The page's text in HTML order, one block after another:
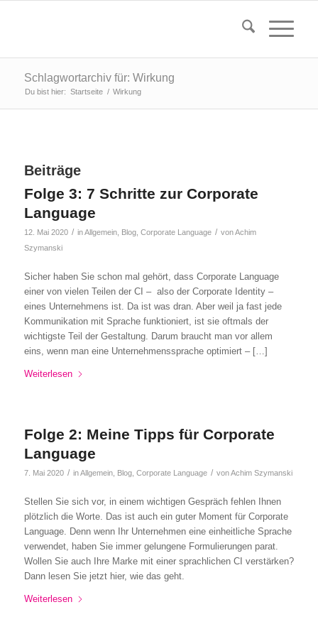
Schlagwortarchiv für: Wirkung
Du bist hier: Startseite / Wirkung
Beiträge
Folge 3: 7 Schritte zur Corporate
Language
12. Mai 2020 / inAllgemein, Blog, Corporate Language / vonAchim
Szymanski
Sicher haben Sie schon mal gehört, dass Corporate Language
einer von vielen Teilen der CI – also der Corporate Identity –
eines Unternehmens ist. Da ist was dran. Aber weil ja fast jede
Kommunikation mit Sprache funktioniert, ist sie oftmals der
wichtigste Teil der Gestaltung. Darum braucht man vor allem
eins, wenn man eine Unternehmenssprache optimiert – […]
Weiterlesen
Folge 2: Meine Tipps für Corporate
Language
7. Mai 2020 / inAllgemein, Blog, Corporate Language / vonAchim Szymanski
Stellen Sie sich vor, in einem wichtigen Gespräch fehlen Ihnen
plötzlich die Worte. Das ist auch ein guter Moment für Corporate
Language. Denn wenn Ihr Unternehmen eine einheitliche Sprache
verwendet, haben Sie immer gelungene Formulierungen parat.
Wollen Sie auch Ihre Marke mit einer sprachlichen CI verstärken?
Dann lesen Sie jetzt hier, wie das geht.
Weiterlesen